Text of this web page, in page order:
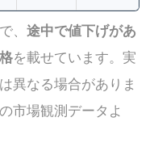
、 途中で値下げがあ
を載せています。実
異なる場合がありま
市場観測データよ